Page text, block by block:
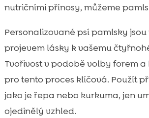
nutričními přínosy, můžeme
Personalizované psí pamlsky
projevem lásky k vašemu
Tvořivost v podobě volby forem
pro tento proces klíčová. Použít
jako je řepa nebo kurkuma, jen
ojedinělý vzhled.